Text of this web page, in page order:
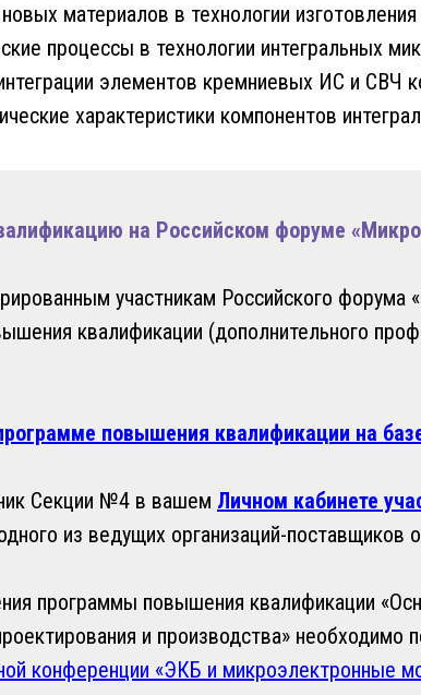
материалов в технологии
процессы в технологии интегральных
элементов кремниевых ИС и СВЧ
характеристики компонентов
на Российском форуме
участникам Российского форума
квалификации (дополнительного
повышения квалификации на
Секции №4 в вашем Личном кабинете
из ведущих организаций-поставщиков
программы повышения квалификации
и производства»
конференции «ЭКБ и микроэлектронные